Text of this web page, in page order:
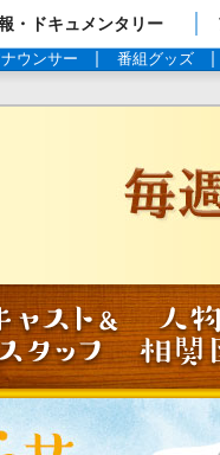
・ドキュメンタリー
ウンサー 番組グッズ